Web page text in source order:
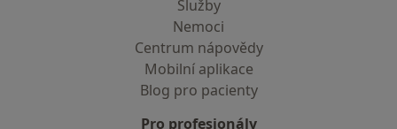
Služby
Nemoci
Centrum nápovědy
Mobilní aplikace
Blog pro pacienty
Pro profesionály